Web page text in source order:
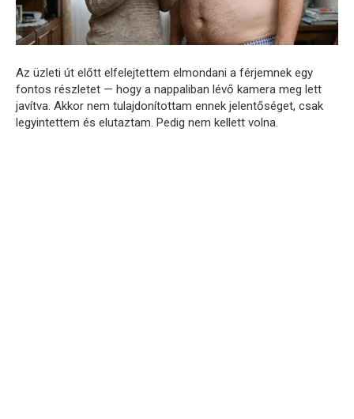
Az üzleti út előtt elfelejtettem elmondani a férjemnek egy
fontos részletet — hogy a nappaliban lévő kamera meg lett
javítva. Akkor nem tulajdonítottam ennek jelentőséget, csak
legyintettem és elutaztam. Pedig nem kellett volna.